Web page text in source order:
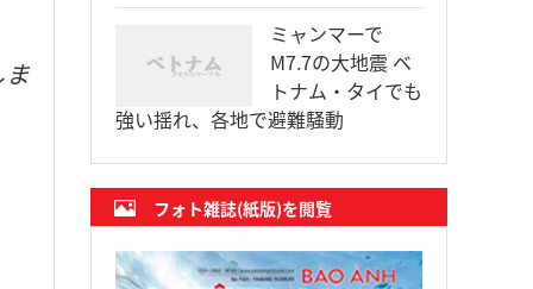
ミャンマーで
M7.7の大地震 ベ
トナム・タイでも
強い揺れ、各地で避難騒動
フォト雑誌(紙版)を閲覧